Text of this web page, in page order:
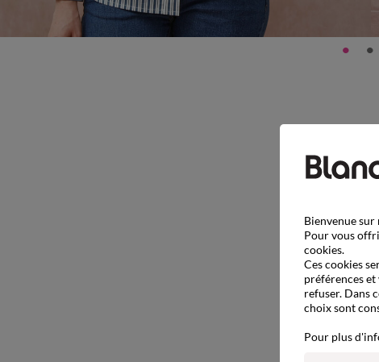
Bienvenue sur
Pour vous
cookies.
Ces cookies
préférences et
refuser. Dans
choix sont
Pour plus